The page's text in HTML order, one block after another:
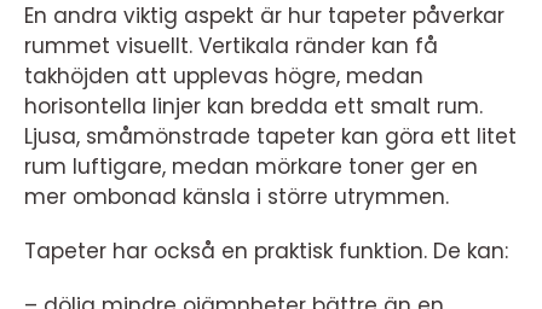
En andra viktig aspekt är hur tapeter påverkar
rummet visuellt. Vertikala ränder kan få
takhöjden att upplevas högre, medan
horisontella linjer kan bredda ett smalt rum.
Ljusa, småmönstrade tapeter kan göra ett litet
rum luftigare, medan mörkare toner ger en
mer ombonad känsla i större utrymmen.
Tapeter har också en praktisk funktion. De kan: